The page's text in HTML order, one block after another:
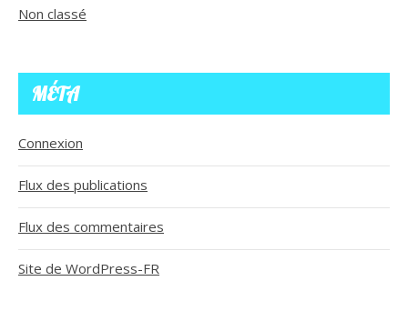
Non classé
MÉTA
Connexion
Flux des publications
Flux des commentaires
Site de WordPress-FR